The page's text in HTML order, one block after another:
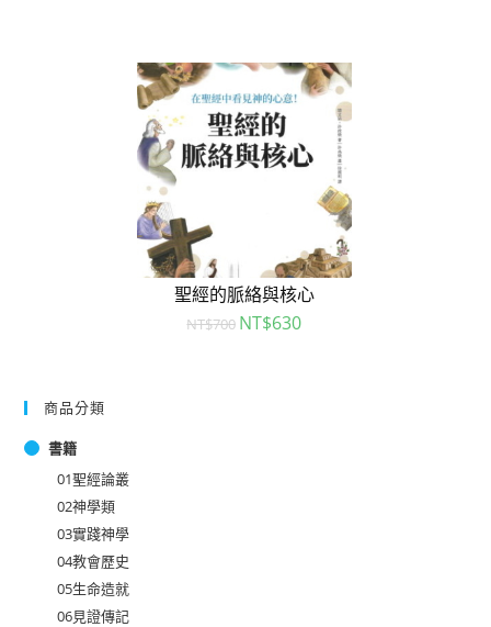
聖經的脈絡與核心
NT$700 NT$630
商品分類
書籍
01聖經論叢
02神學類
03實踐神學
04教會歷史
05生命造就
06見證傳記